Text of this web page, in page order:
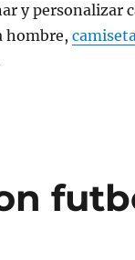
y personalizar
hombre,